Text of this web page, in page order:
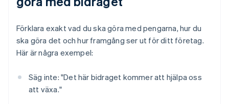
Förklara exakt vad du ska göra med pengarna, hur du
ska göra det och hur framgång ser ut för ditt företag.
Här är några exempel:
Säg inte: "Det här bidraget kommer att hjälpa oss
att växa."